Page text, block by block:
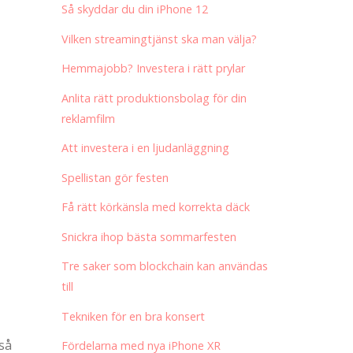
Så skyddar du din iPhone 12
Vilken streamingtjänst ska man välja?
Hemmajobb? Investera i rätt prylar
Anlita rätt produktionsbolag för din
reklamfilm
Att investera i en ljudanläggning
Spellistan gör festen
Få rätt körkänsla med korrekta däck
Snickra ihop bästa sommarfesten
Tre saker som blockchain kan användas
till
Tekniken för en bra konsert
Fördelarna med nya iPhone XR